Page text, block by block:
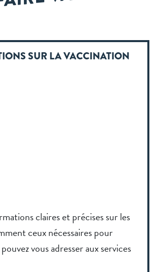
SUR LA VACCINATION
claires et précises sur les
ceux nécessaires pour
vous adresser aux services